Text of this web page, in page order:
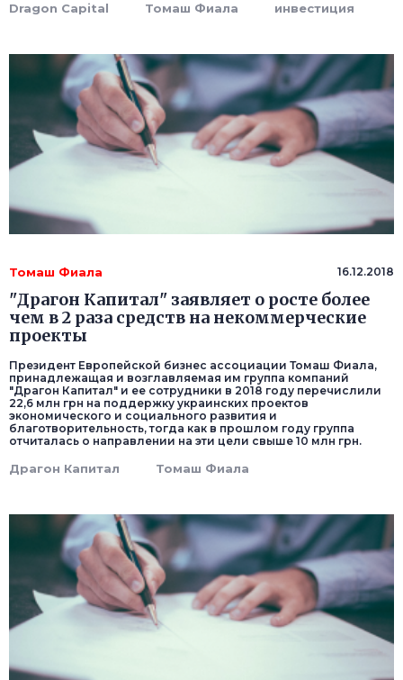
Dragon Capital Томаш Фиала инвестиция
Томаш Фиала 16.12.2018
"Драгон Капитал" заявляет о росте более
чем в 2 раза средств на некоммерческие
проекты
Президент Европейской бизнес ассоциации Томаш Фиала,
принадлежащая и возглавляемая им группа компаний
"Драгон Капитал" и ее сотрудники в 2018 году перечислили
22,6 млн грн на поддержку украинских проектов
экономического и социального развития и
благотворительность, тогда как в прошлом году группа
отчиталась о направлении на эти цели свыше 10 млн грн.
Драгон Капитал Томаш Фиала